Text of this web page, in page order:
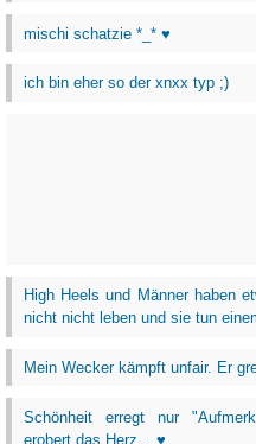
mischi schatzie *_* ♥
ich bin eher so der xnxx typ ;)
High Heels und Männer haben
nicht nicht leben und sie tun
Mein Wecker kämpft unfair. Er
Schönheit erregt nur
erobert das Herz... ♥